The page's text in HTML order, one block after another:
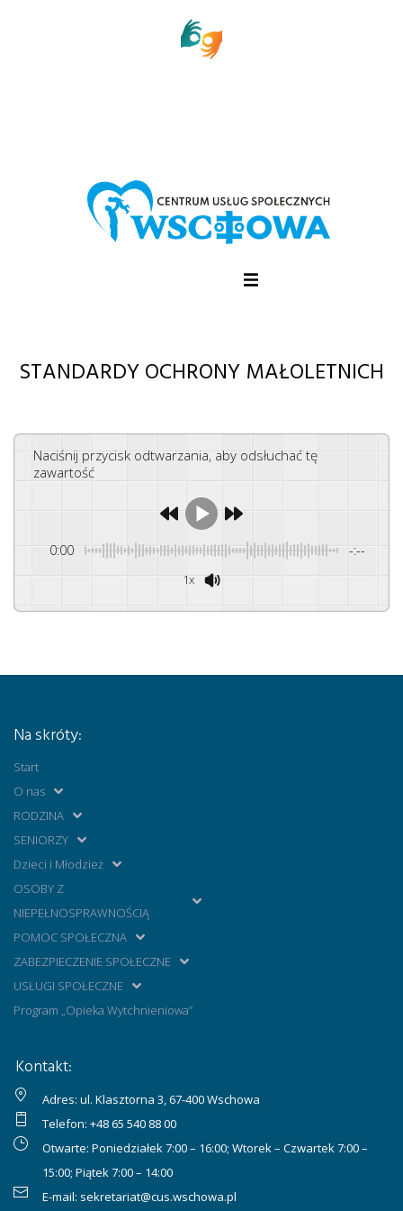
STANDARDY OCHRONY MAŁOLETNICH
Naciśnij przycisk odtwarzania, aby odsłuchać tę
zawartość
0:00 -:--
1x
Na skróty:
Start
O nas
RODZINA
SENIORZY
Dzieci i Młodzież
OSOBY Z
NIEPEŁNOSPRAWNOŚCIĄ
POMOC SPOŁECZNA
ZABEZPIECZENIE SPOŁECZNE
USŁUGI SPOŁECZNE
Program „Opieka Wytchnieniowa”
Kontakt:
Adres: ul. Klasztorna 3, 67-400 Wschowa
Telefon: +48 65 540 88 00
Otwarte: Poniedziałek 7:00 – 16:00; Wtorek – Czwartek 7:00 –
15:00; Piątek 7:00 – 14:00
E-mail: sekretariat@cus.wschowa.pl